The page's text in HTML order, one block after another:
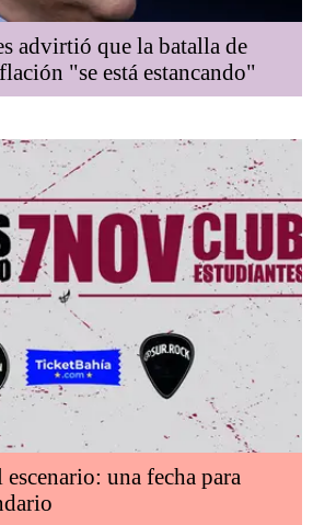
advirtió que la batalla de
"se está estancando"
una fecha para